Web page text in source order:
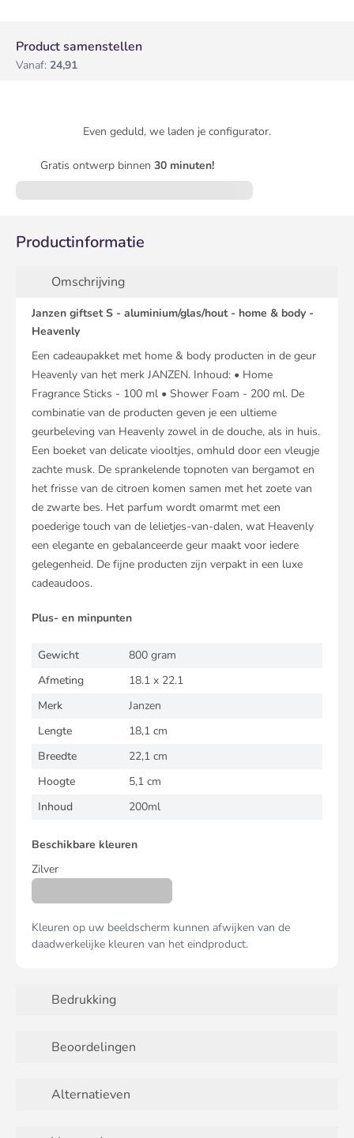
Product samenstellen
Vanaf: 24,91
Even geduld, we laden je configurator.
Gratis ontwerp binnen 30 minuten!
Productinformatie
Omschrijving
Janzen giftset S - aluminium/glas/hout - home & body -
Heavenly
Een cadeaupakket met home & body producten in de geur
Heavenly van het merk JANZEN. Inhoud: • Home
Fragrance Sticks - 100 ml • Shower Foam - 200 ml. De
combinatie van de producten geven je een ultieme
geurbeleving van Heavenly zowel in de douche, als in huis.
Een boeket van delicate viooltjes, omhuld door een vleugje
zachte musk. De sprankelende topnoten van bergamot en
het frisse van de citroen komen samen met het zoete van
de zwarte bes. Het parfum wordt omarmt met een
poederige touch van de lelietjes-van-dalen, wat Heavenly
een elegante en gebalanceerde geur maakt voor iedere
gelegenheid. De fijne producten zijn verpakt in een luxe
cadeaudoos.
Plus- en minpunten
Gewicht
800 gram
Afmeting
18.1 x 22.1
Merk
Janzen
Lengte
18,1 cm
Breedte
22,1 cm
Hoogte
5,1 cm
Inhoud
200ml
Beschikbare kleuren
Zilver
Kleuren op uw beeldscherm kunnen afwijken van de
daadwerkelijke kleuren van het eindproduct.
Bedrukking
Beoordelingen
Alternatieven